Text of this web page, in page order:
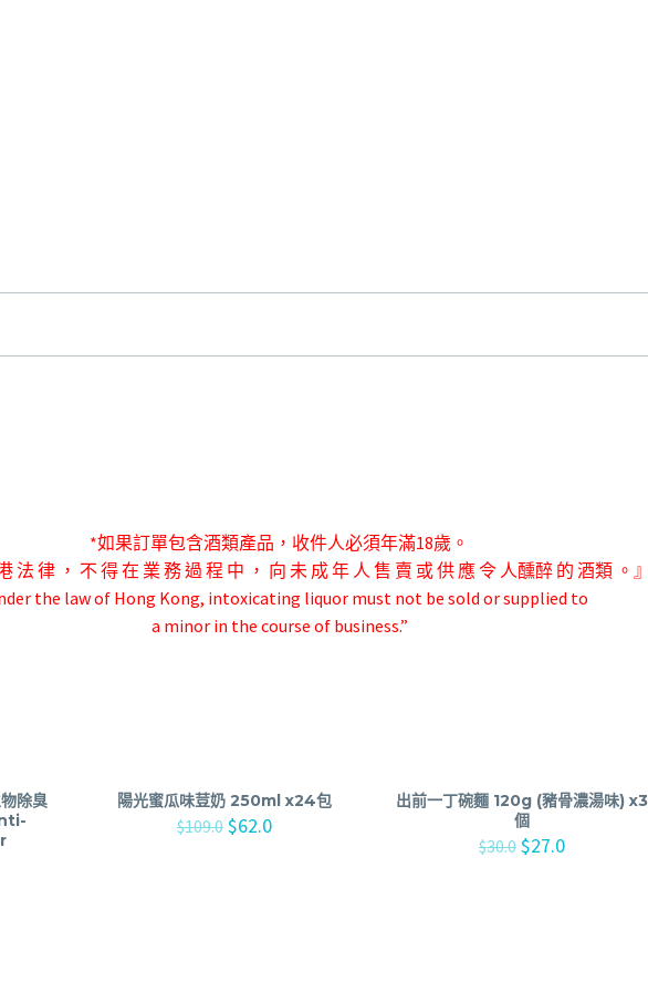
*如果訂單包含酒類產品，收件人必須年滿18歲。
法 律 ， 不 得 在 業 務 過 程 中 ， 向 未 成 年 人 售 賣 或 供 應 令 人醺醉 的 酒類 。』
the law of Hong Kong, intoxicating liquor must not be sold or supplied to
a minor in the course of business.”
除臭
陽光蜜瓜味荳奶 250ml x24包
$109.0 $62.0
出前一丁碗麵 120g (豬骨濃湯味) x3
個
$30.0 $27.0